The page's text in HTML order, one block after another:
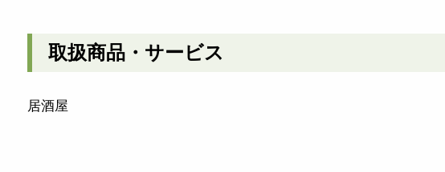
取扱商品・サービス
居酒屋